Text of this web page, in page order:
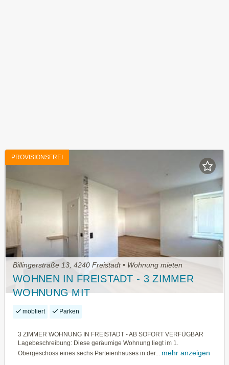
PROVISIONSFREI
Billingerstraße 13, 4240 Freistadt • Wohnung mieten
WOHNEN IN FREISTADT - 3 ZIMMER
WOHNUNG MIT
TIEFGARAGENSTELLPLATZ
möbliert Parken
3 ZIMMER WOHNUNG IN FREISTADT - AB SOFORT VERFÜGBAR
Lagebeschreibung: Diese geräumige Wohnung liegt im 1.
Obergeschoss eines sechs Parteienhauses in der... mehr anzeigen